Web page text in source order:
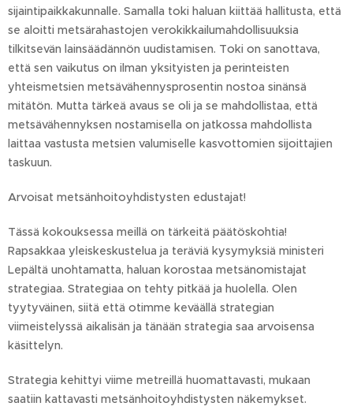
sijaintipaikkakunnalle. Samalla toki haluan kiittää hallitusta, että
se aloitti metsärahastojen verokikkailumahdollisuuksia
tilkitsevän lainsäädännön uudistamisen. Toki on sanottava,
että sen vaikutus on ilman yksityisten ja perinteisten
yhteismetsien metsävähennysprosentin nostoa sinänsä
mitätön. Mutta tärkeä avaus se oli ja se mahdollistaa, että
metsävähennyksen nostamisella on jatkossa mahdollista
laittaa vastusta metsien valumiselle kasvottomien sijoittajien
taskuun.
Arvoisat metsänhoitoyhdistysten edustajat!
Tässä kokouksessa meillä on tärkeitä päätöskohtia!
Rapsakkaa yleiskeskustelua ja teräviä kysymyksiä ministeri
Lepältä unohtamatta, haluan korostaa metsänomistajat
strategiaa. Strategiaa on tehty pitkää ja huolella. Olen
tyytyväinen, siitä että otimme keväällä strategian
viimeistelyssä aikalisän ja tänään strategia saa arvoisensa
käsittelyn.
Strategia kehittyi viime metreillä huomattavasti, mukaan
saatiin kattavasti metsänhoitoyhdistysten näkemykset.